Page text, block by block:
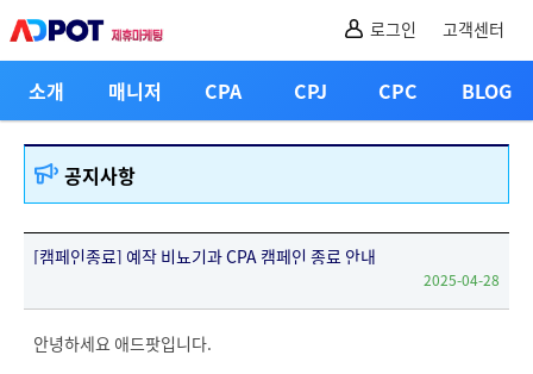
로그인 고객센터
소개 매니저 CPA CPJ CPC BLOG
공지사항
[캠페인종료] 예작 비뇨기과 CPA 캠페인 종료 안내
2025-04-28
안녕하세요 애드팟입니다.